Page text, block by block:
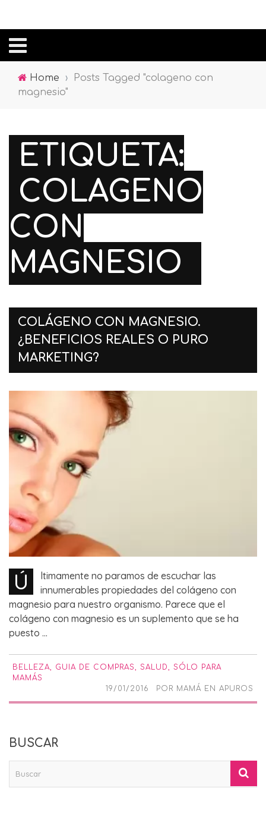
Home ›
Posts Tagged "colageno con
magnesio"
ETIQUETA:
COLAGENO
CON
MAGNESIO
COLÁGENO CON MAGNESIO.
¿BENEFICIOS REALES O PURO
MARKETING?
Ú
ltimamente no paramos de escuchar las
innumerables propiedades del colágeno con
magnesio para nuestro organismo. Parece que el
colágeno con magnesio es un suplemento que se ha
puesto ...
BELLEZA GUIA DE COMPRAS SALUD
SÓLO PARA
MAMÁS
19/01/2016
POR MAMÁ EN APUROS
BUSCAR